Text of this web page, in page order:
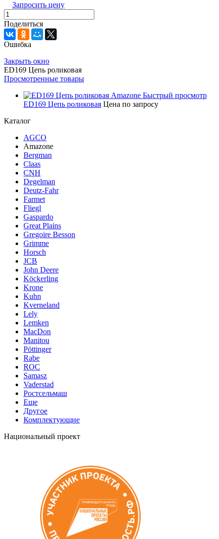
Запросить цену
Поделиться
Ошибка
Закрыть окно
ED169 Цепь роликовая
Просмотренные товары
Быстрый просмотр
ED169 Цепь роликовая Цена по запросу
Каталог
AGCO
Amazone
Bergman
Claas
CNH
Degelman
Deutz-Fahr
Farmet
Fliegl
Gaspardo
Great Plains
Gregoire Besson
Grimme
Horsch
JCB
John Deere
Köckerling
Krone
Kuhn
Kverneland
Lely
Lemken
MacDon
Manitou
Pöttinger
Rabe
ROC
Samasz
Vaderstad
Ростсельмаш
Еще
Другое
Комплектующие
Национальный проект